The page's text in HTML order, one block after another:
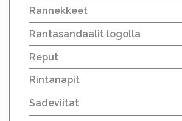
Rannekkeet
Rantasandaalit logolla
Reput
Rintanapit
Sadeviitat